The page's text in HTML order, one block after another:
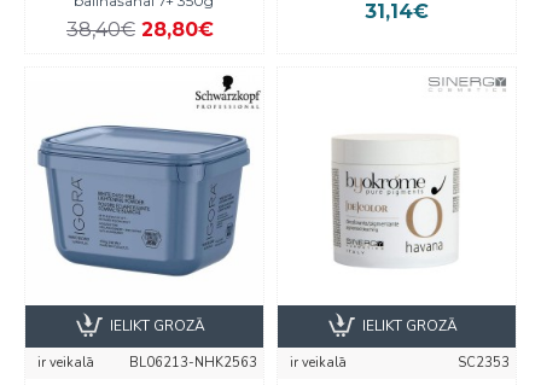
38,40€ 28,80€
31,14€
ir veikalā
BL06213-NHK2563
IELIKT GROZĀ
ir veikalā
SC2353
IELIKT GROZĀ